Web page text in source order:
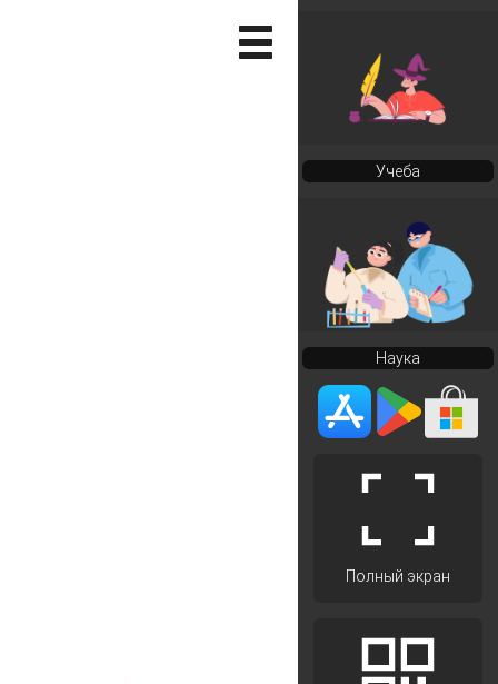
Учеба
Наука
Полный экран